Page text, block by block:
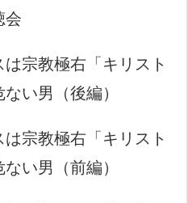
会
は宗教極右「キリスト
い男（後編）
は宗教極右「キリスト
い男（前編）